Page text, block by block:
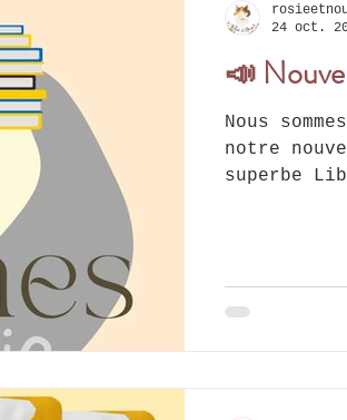
📣
Nous
notre
superbe
! 📍
Tamines
24 oct.